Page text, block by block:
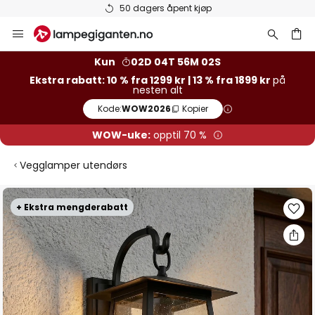
50 dagers åpent kjøp
Hopp
til
Kun
02D 04T 56M 02S
Ekstra rabatt: 10 % fra 1299 kr | 13 % fra 1899 kr på
nesten alt
Kode:WOW2026 Kopier
WOW-uke: opptil 70 %
Vegglamper utendørs
+ Ekstra mengderabatt
Gå
til
slutten
av
bildegalleri